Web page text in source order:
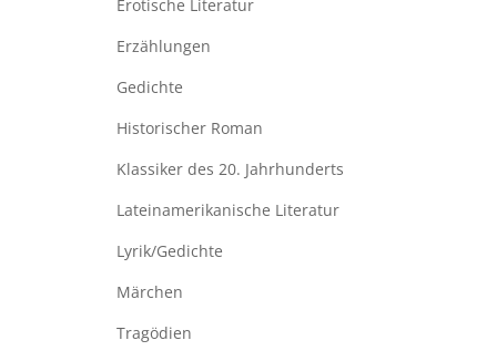
Erotische Literatur
Erzählungen
Gedichte
Historischer Roman
Klassiker des 20. Jahrhunderts
Lateinamerikanische Literatur
Lyrik/Gedichte
Märchen
Tragödien